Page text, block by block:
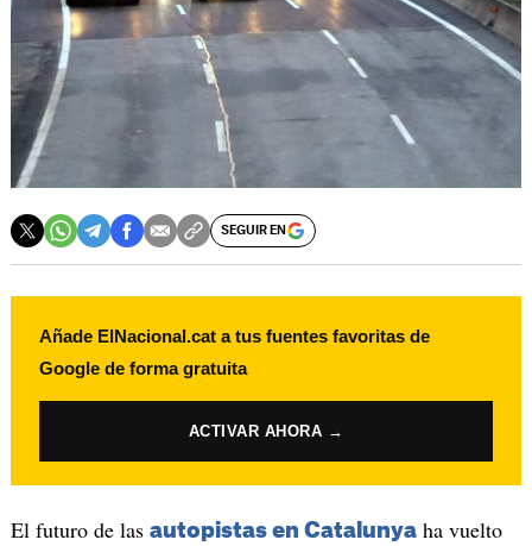
SEGUIR EN
Añade ElNacional.cat a tus fuentes favoritas de
Google de forma gratuita
ACTIVAR AHORA →
El futuro de las autopistas en Catalunyaha vuelto